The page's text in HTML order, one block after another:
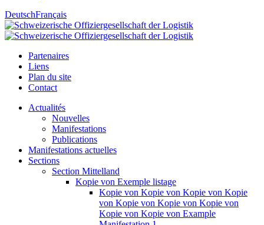
DeutschFrançais
Partenaires
Liens
Plan du site
Contact
Actualités
Nouvelles
Manifestations
Publications
Manifestations actuelles
Sections
Section Mittelland
Kopie von Exemple listage
Kopie von Kopie von Kopie von Kopie
von Kopie von Kopie von Kopie von
Kopie von Kopie von Example